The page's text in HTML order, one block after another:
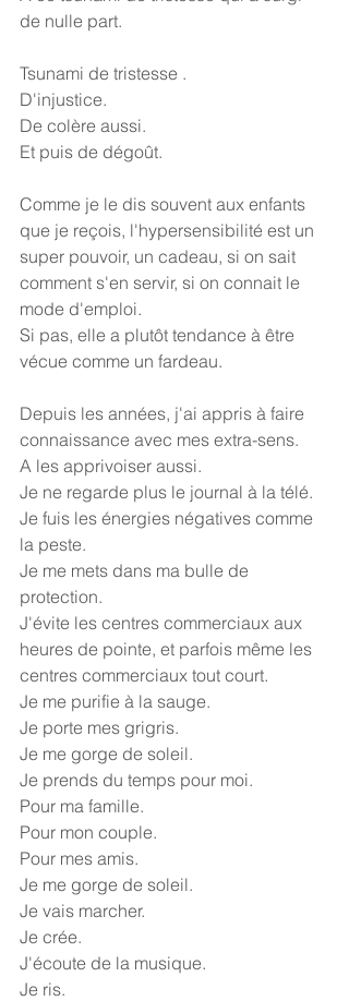
de nulle part.
Tsunami de tristesse .
D'injustice.
De colère aussi.
Et puis de dégoût.
Comme je le dis souvent aux enfants
que je reçois, l'hypersensibilité est un
super pouvoir, un cadeau, si on sait
comment s'en servir, si on connait le
mode d'emploi.
Si pas, elle a plutôt tendance à être
vécue comme un fardeau.
Depuis les années, j'ai appris à faire
connaissance avec mes extra-sens.
A les apprivoiser aussi.
Je ne regarde plus le journal à la télé.
Je fuis les énergies négatives comme
la peste.
Je me mets dans ma bulle de
protection.
J'évite les centres commerciaux aux
heures de pointe, et parfois même les
centres commerciaux tout court.
Je me purifie à la sauge.
Je porte mes grigris.
Je me gorge de soleil.
Je prends du temps pour moi.
Pour ma famille.
Pour mon couple.
Pour mes amis.
Je me gorge de soleil.
Je vais marcher.
Je crée.
J'écoute de la musique.
Je ris.